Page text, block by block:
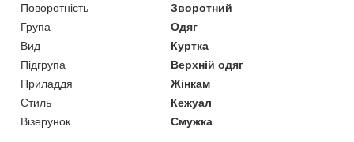
Поворотність
Зворотний
Група
Одяг
Вид
Куртка
Підгрупа
Верхній одяг
Приладдя
Жінкам
Стиль
Кежуал
Візерунок
Смужка